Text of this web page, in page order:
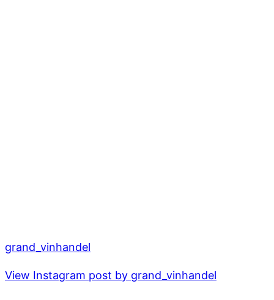
grand_vinhandel
View Instagram post by grand_vinhandel